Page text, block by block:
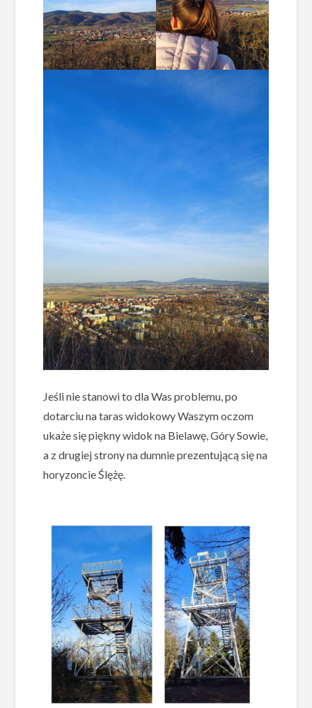
Jeśli nie stanowi to dla Was problemu, po
dotarciu na taras widokowy Waszym oczom
ukaże się piękny widok na Bielawę, Góry Sowie,
a z drugiej strony na dumnie prezentującą się na
horyzoncie Ślężę.